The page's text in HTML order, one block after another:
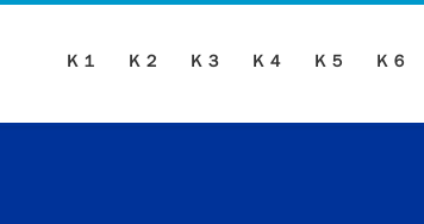
Ｋ１ Ｋ２ Ｋ３ Ｋ４ Ｋ５ Ｋ６